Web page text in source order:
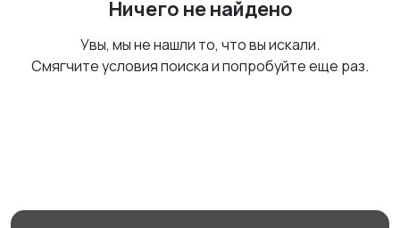
Ничего не найдено
Увы, мы не нашли то, что вы искали.
Смягчите условия поиска и попробуйте еще раз.